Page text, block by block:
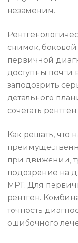
незаменим.
снимок, боковой
первичной
доступны почти
заподозрить
детального
сочетать
Как решать, что
при движении,
подозрение на
МРТ. Для
рентген.
точность
ошибочного